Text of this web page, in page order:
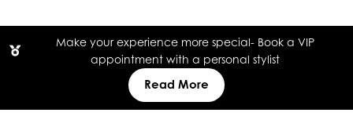
Make your experience more special- Book a VIP
appointment with a personal stylist
Read More